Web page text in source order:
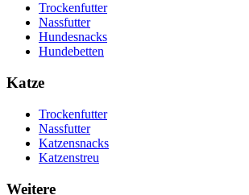
Trockenfutter
Nassfutter
Hundesnacks
Hundebetten
Katze
Trockenfutter
Nassfutter
Katzensnacks
Katzenstreu
Weitere